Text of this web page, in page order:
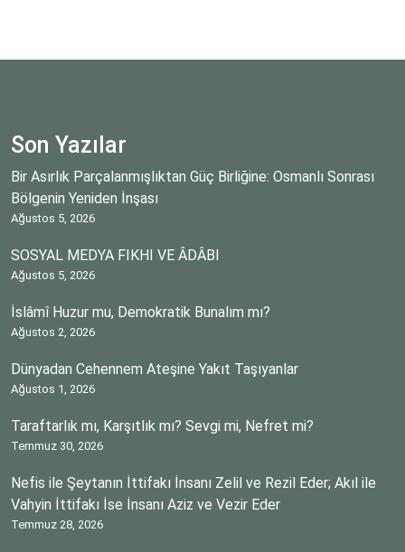
Son Yazılar
Bir Asırlık Parçalanmışlıktan Güç Birliğine: Osmanlı Sonrası
Bölgenin Yeniden İnşası
Ağustos 5, 2026
SOSYAL MEDYA FIKHI VE ÂDÂBI
Ağustos 5, 2026
İslâmî Huzur mu, Demokratik Bunalım mı?
Ağustos 2, 2026
Dünyadan Cehennem Ateşine Yakıt Taşıyanlar
Ağustos 1, 2026
Taraftarlık mı, Karşıtlık mı? Sevgi mi, Nefret mi?
Temmuz 30, 2026
Nefis ile Şeytanın İttifakı İnsanı Zelil ve Rezil Eder; Akıl ile
Vahyin İttifakı İse İnsanı Aziz ve Vezir Eder
Temmuz 28, 2026